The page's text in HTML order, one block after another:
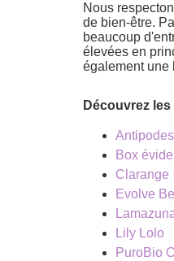
Nous
de bien-être.
beaucoup
élevées en
également une
Découvrez
Antipodes
Box
Clarange
Evolve
Lily Lolo
PuroBio